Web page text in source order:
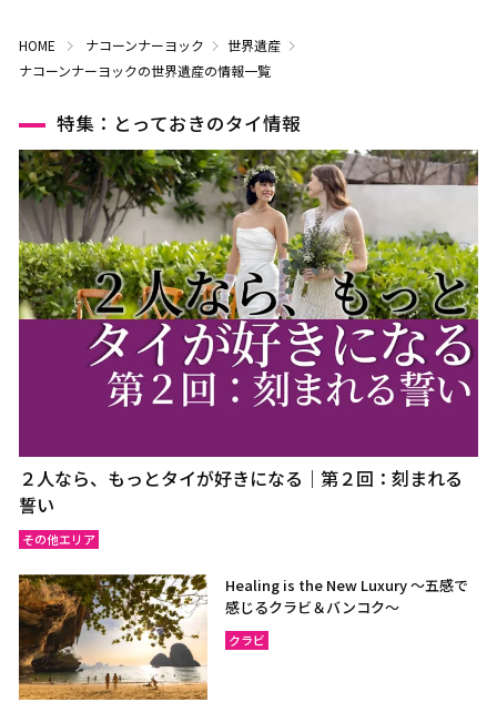
HOME ナコーンナーヨック
世界遺産
ナコーンナーヨックの世界遺産の情報一覧
特集：とっておきのタイ情報
２人なら、もっとタイが好きになる｜第２回：刻まれる
誓い
その他エリア
Healing is the New Luxury ～五感で
感じるクラビ＆バンコク～
クラビ